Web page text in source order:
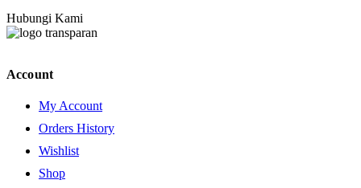
Hubungi Kami
Account
My Account
Orders History
Wishlist
Shop